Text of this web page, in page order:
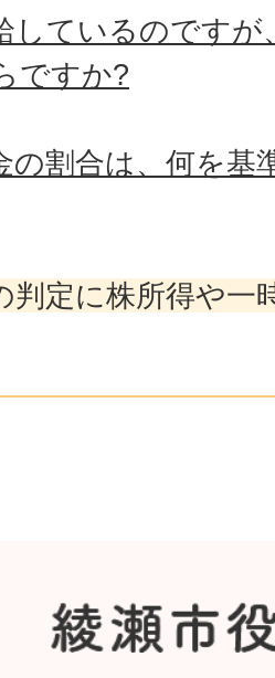
しているのですが
ですか?
の割合は、何を基
判定に株所得や一